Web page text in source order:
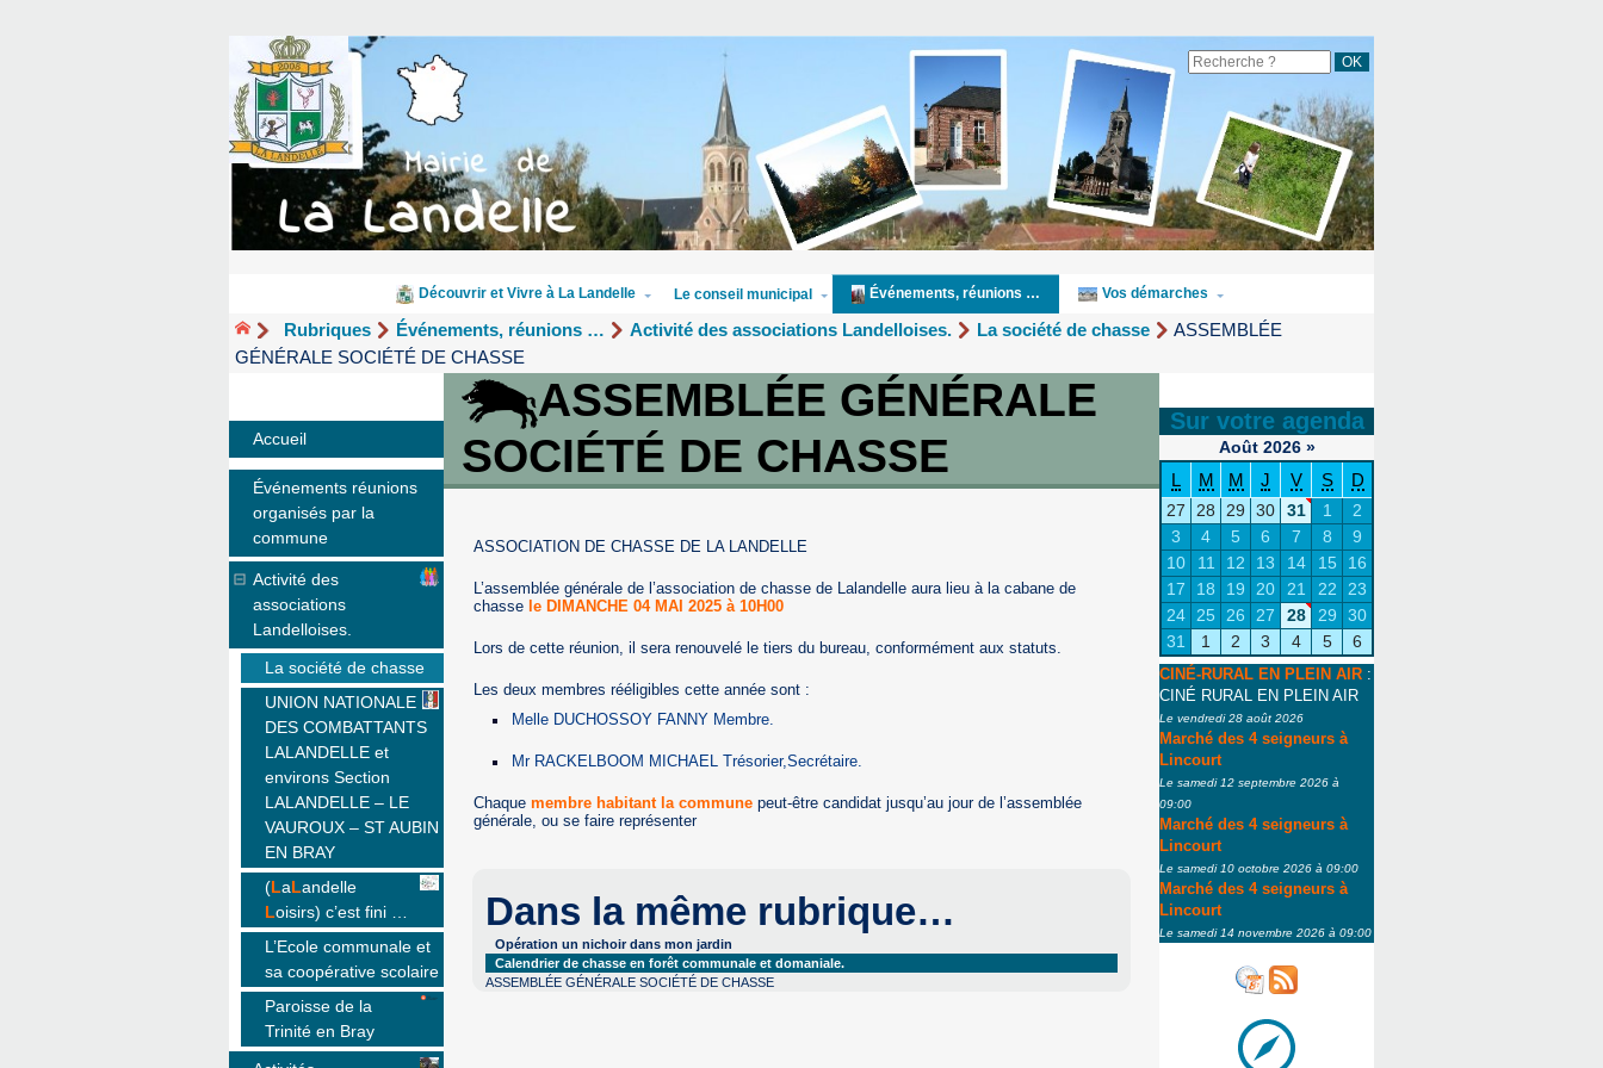
Découvrir et Vivre à La Landelle Le conseil municipal Événements, réunions … Vos démarches
Rubriques Événements, réunions … Activité des associations Landelloises. La société de chasse
ASSEMBLÉE
GÉNÉRALE SOCIÉTÉ DE CHASSE
ASSEMBLÉE GÉNÉRALE
SOCIÉTÉ DE CHASSE
ASSOCIATION DE CHASSE DE LA LANDELLE
L’assemblée générale de l’association de chasse de Lalandelle aura lieu à la cabane de
chasse le DIMANCHE 04 MAI 2025 à 10H00
Lors de cette réunion, il sera renouvelé le tiers du bureau, conformément aux statuts.
Les deux membres rééligibles cette année sont :
Melle DUCHOSSOY FANNY Membre.
Mr RACKELBOOM MICHAEL Trésorier,Secrétaire.
Chaque membre habitant la communepeut-être candidat jusqu’au jour de l’assemblée
générale, ou se faire représenter
Dans la même rubrique…
Opération un nichoir dans mon jardin
Calendrier de chasse en forêt communale et domaniale.
ASSEMBLÉE GÉNÉRALE SOCIÉTÉ DE CHASSE
Accueil
Événements réunions
organisés par la
commune
Activité des
associations
Landelloises.
La société de chasse
UNION NATIONALE
DES COMBATTANTS
LALANDELLE et
environs Section
LALANDELLE – LE
VAUROUX – ST AUBIN
EN BRAY
(LaLandelle
Loisirs) c’est fini …
L’Ecole communale et
sa coopérative scolaire
Paroisse de la
Trinité en Bray
Sur votre agenda
Août 2026 »
L M M J V S D
27 28 29 30 31 1
2
3
4 5 6 7 8
9
10
11 12 13 14 15
16
17
18 19 20 21 22
23
24
25 26 27 28 29
30
31
1 2 3 4 5 6
CINÉ-RURAL EN PLEIN AIR :
CINÉ RURAL EN PLEIN AIR
Le vendredi 28 août 2026
Marché des 4 seigneurs à
Lincourt
Le samedi 12 septembre 2026 à
09:00
Marché des 4 seigneurs à
Lincourt
Le samedi 10 octobre 2026 à 09:00
Marché des 4 seigneurs à
Lincourt
Le samedi 14 novembre 2026 à 09:00